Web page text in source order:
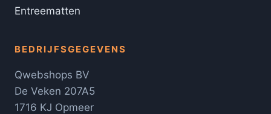
Entreematten
BEDRIJFSGEGEVENS
Qwebshops BV
De Veken 207A5
1716 KJ Opmeer